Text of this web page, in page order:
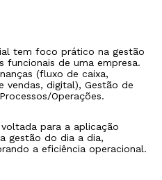
tem foco prático na gestão
funcionais de uma empresa.
(fluxo de caixa,
vendas, digital), Gestão de
Operações.
para a aplicação
gestão do dia a dia,
a eficiência operacional.